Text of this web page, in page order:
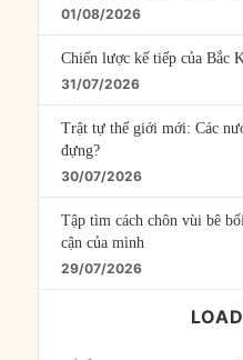
01/08/2026
Chiến lược kế tiếp của Bắc
31/07/2026
Trật tự thế giới mới: Các
đựng?
30/07/2026
Tập tìm cách chôn vùi bê
cận của mình
29/07/2026